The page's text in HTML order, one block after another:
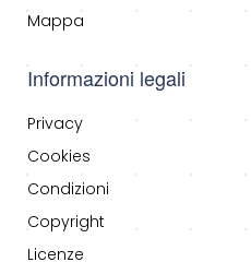
Mappa
Informazioni legali
Privacy
Cookies
Condizioni
Copyright
Licenze